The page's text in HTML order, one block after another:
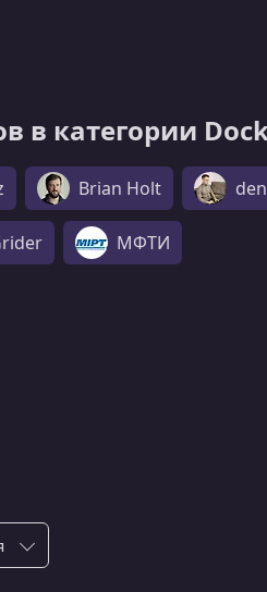
в категории
Brian Holt
МФТИ